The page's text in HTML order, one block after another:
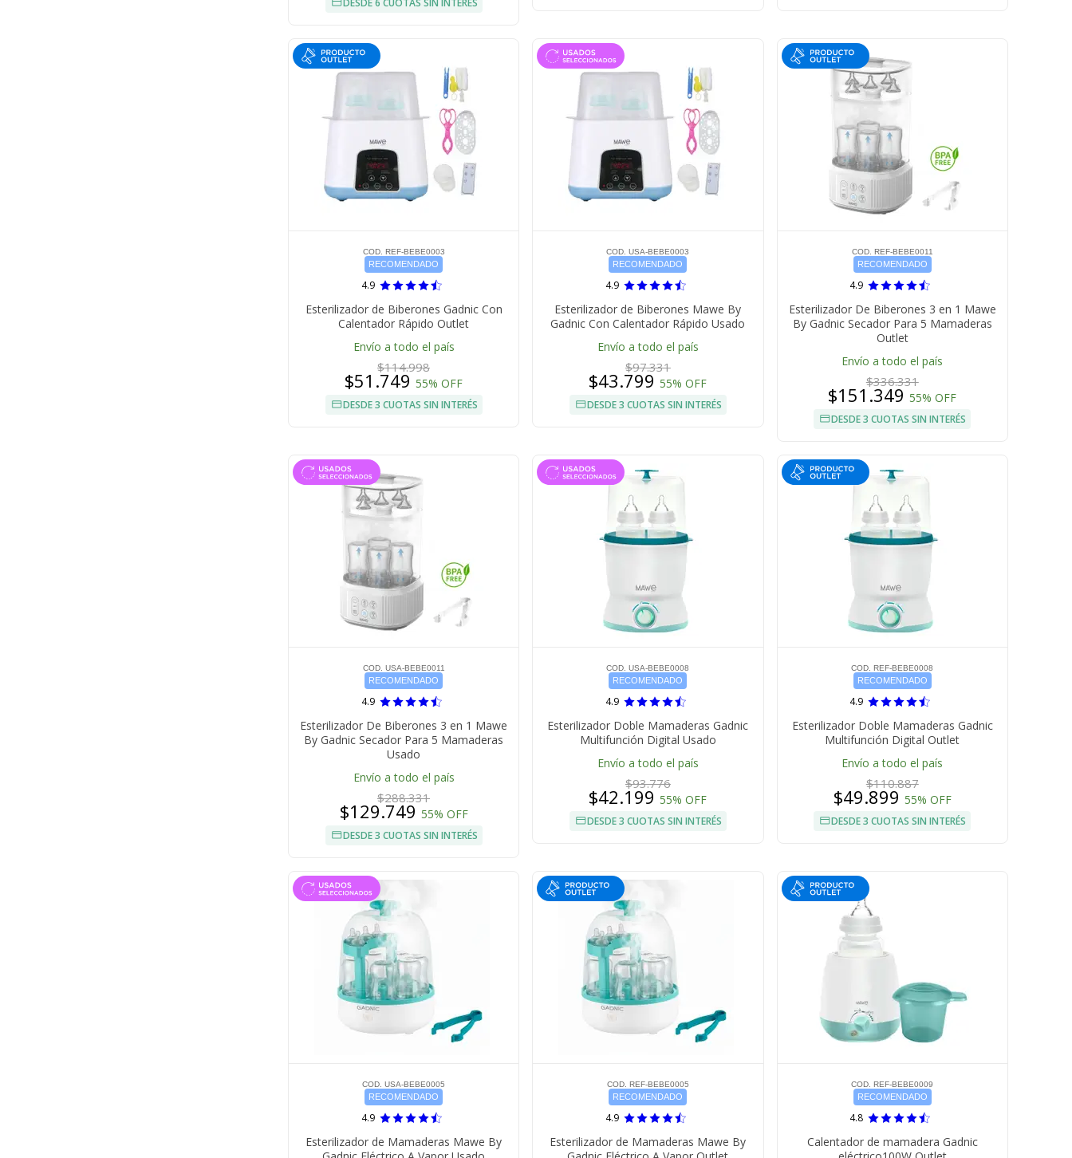
DESDE 6 CUOTAS SIN INTERÉS
COD. REF-BEBE0003
RECOMENDADO
4.9
Esterilizador de Biberones Gadnic Con
Calentador Rápido Outlet
Envío a todo el país
$114.998
$51.749 55% OFF
DESDE 3 CUOTAS SIN INTERÉS
COD. USA-BEBE0003
RECOMENDADO
4.9
Esterilizador de Biberones Mawe By
Gadnic Con Calentador Rápido Usado
Envío a todo el país
$97.331
$43.79955% OFF
DESDE 3 CUOTAS SIN INTERÉS
COD. REF-BEBE0011
RECOMENDADO
4.9
Esterilizador De Biberones 3 en 1 Mawe
By Gadnic Secador Para 5 Mamaderas
Outlet
Envío a todo el país
$336.331
$151.34955% OFF
DESDE 3 CUOTAS SIN INTERÉS
COD. USA-BEBE0011
RECOMENDADO
4.9
Esterilizador De Biberones 3 en 1 Mawe
By Gadnic Secador Para 5 Mamaderas
Usado
Envío a todo el país
$288.331
$129.749 55% OFF
DESDE 3 CUOTAS SIN INTERÉS
COD. USA-BEBE0008
RECOMENDADO
4.9
Esterilizador Doble Mamaderas Gadnic
Multifunción Digital Usado
Envío a todo el país
$93.776
$42.19955% OFF
DESDE 3 CUOTAS SIN INTERÉS
COD. REF-BEBE0008
RECOMENDADO
4.9
Esterilizador Doble Mamaderas Gadnic
Multifunción Digital Outlet
Envío a todo el país
$110.887
$49.899 55% OFF
DESDE 3 CUOTAS SIN INTERÉS
COD. USA-BEBE0005
RECOMENDADO
4.9
Esterilizador de Mamaderas Mawe By
COD. REF-BEBE0005
RECOMENDADO
4.9
Esterilizador de Mamaderas Mawe By
COD. REF-BEBE0009
RECOMENDADO
4.8
Calentador de mamadera Gadnic